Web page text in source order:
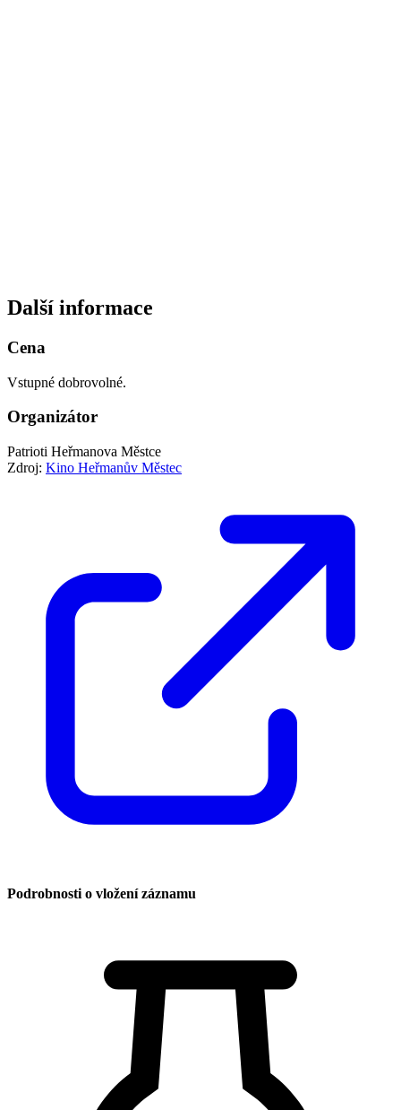
Další informace
Cena
Vstupné dobrovolné.
Organizátor
Patrioti Heřmanova Městce
Zdroj: Kino Heřmanův Městec
Podrobnosti o vložení záznamu